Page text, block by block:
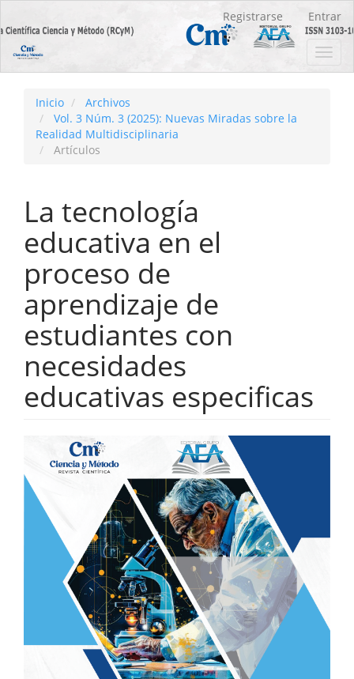
principal
Contenido
principal
Barra
Registrarse Entrar
Inicio
Archivos
Vol. 3 Núm. 3 (2025): Nuevas Miradas sobre la
Realidad Multidisciplinaria
Artículos
La tecnología
educativa en el
proceso de
aprendizaje de
estudiantes con
necesidades
educativas especificas